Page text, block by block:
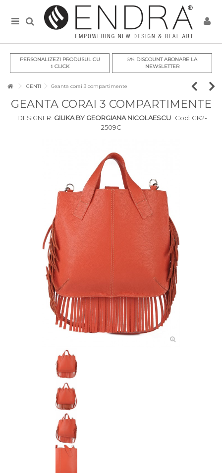
PERSONALIZEZI PRODUSUL CU
1CLICK
5% DISCOUNT ABONARE LA
NEWSLETTER
GENTI Geanta corai 3 compartimente
GEANTA CORAI 3 COMPARTIMENTE
DESIGNER: GIUKA BY GEORGIANA NICOLAESCU Cod: GK2-
2509C